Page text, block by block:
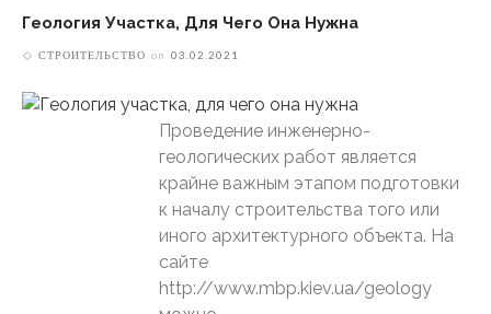
Геология Участка, Для Чего Она Нужна
СТРОИТЕЛЬСТВО on 03.02.2021
Проведение инженерно-
геологических работ является
крайне важным этапом подготовки
к началу строительства того или
иного архитектурного объекта. На
сайте
http://www.mbp.kiev.ua/geology